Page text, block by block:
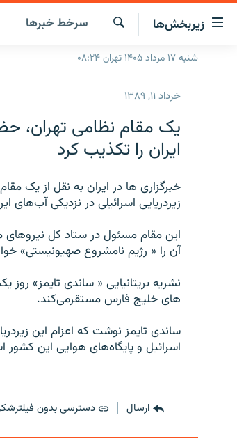
لینک‌های
قابلیت
دسترسی
زیربخش‌ها
صفحه اصلی
انتخاب کنید و بشنوید
برنامه‌های رادیویی
فرکانس‌ها
چندرسانه‌ای
گزارش‌های تصویری
گزارش‌های ویدئویی
جستجو
سرخط‌ خبرها
شنبه ۱۷ مرداد ۱۴۰۵ تهران ۰۸:۲۴
خرداد ۱۱, ۱۳۸۹
يک مقام نظامی تهران،
ايران را تکذيب کرد
خبرگزاری ها در ايران به نقل از يک
زيردريايی اسرائيلی در نزديکی آب‌های
اين مقام مسئول در ستاد کل
آن را « رژيم نامشروع صهيونيستی»
نشريه بريتانيايی « ساندی تايمز»
های خليج فارس مستقرمی‌کند.
ساندی تايمز نوشت که اعزام اين
اسرائيل و پايگاه‌های هوايی اين
ارسال دسترسی بدون